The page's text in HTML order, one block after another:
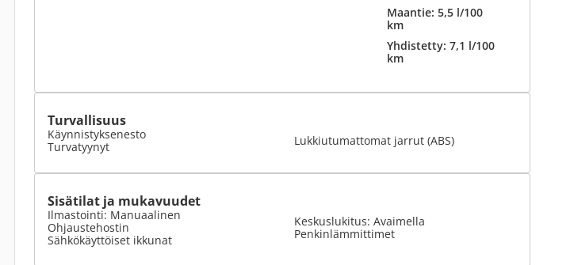
Maantie: 5,5 l/100
km
Yhdistetty: 7,1 l/100
km
Turvallisuus
Käynnistyksenesto
Turvatyynyt
Lukkiutumattomat jarrut (ABS)
Sisätilat ja mukavuudet
Ilmastointi: Manuaalinen
Ohjaustehostin
Sähkökäyttöiset ikkunat
Keskuslukitus: Avaimella
Penkinlämmittimet